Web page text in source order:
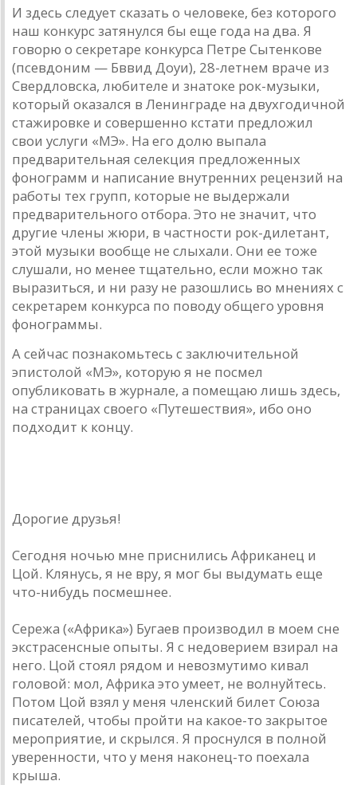
И здесь следует сказать о человеке, без которого
наш конкурс затянулся бы еще года на два. Я
говорю о секретаре конкурса Петре Сытенкове
(псевдоним — Бввид Доуи), 28-летнем враче из
Свердловска, любителе и знатоке рок-музыки,
который оказался в Ленинграде на двухгодичной
стажировке и совершенно кстати предложил
свои услуги «МЭ». На его долю выпала
предварительная селекция предложенных
фонограмм и написание внутренних рецензий на
работы тех групп, которые не выдержали
предварительного отбора. Это не значит, что
другие члены жюри, в частности рок-дилетант,
этой музыки вообще не слыхали. Они ее тоже
слушали, но менее тщательно, если можно так
выразиться, и ни разу не разошлись во мнениях с
секретарем конкурса по поводу общего уровня
фонограммы.
А сейчас познакомьтесь с заключительной
эпистолой «МЭ», которую я не посмел
опубликовать в журнале, а помещаю лишь здесь,
на страницах своего «Путешествия», ибо оно
подходит к концу.
Дорогие друзья!
Сегодня ночью мне приснились Африканец и
Цой. Клянусь, я не вру, я мог бы выдумать еще
что-нибудь посмешнее.
Сережа («Африка») Бугаев производил в моем сне
экстрасенсные опыты. Я с недоверием взирал на
него. Цой стоял рядом и невозмутимо кивал
головой: мол, Африка это умеет, не волнуйтесь.
Потом Цой взял у меня членский билет Союза
писателей, чтобы пройти на какое-то закрытое
мероприятие, и скрылся. Я проснулся в полной
уверенности, что у меня наконец-то поехала
крыша.